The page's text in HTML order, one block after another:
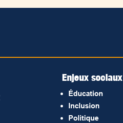
Enjeux sociaux
Éducation
Inclusion
Politique